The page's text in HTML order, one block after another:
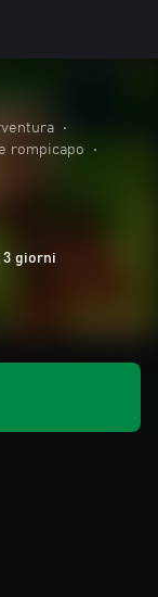
•
rompicapo
•
3 giorni